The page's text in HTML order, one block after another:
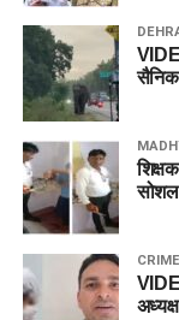
सैनिक
सोशल
CRIME